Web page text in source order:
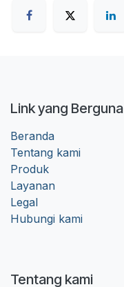
Link yang Berguna
Beranda
Tentang kami
Produk
Layanan
Legal
Hubungi kami
Tentang kami